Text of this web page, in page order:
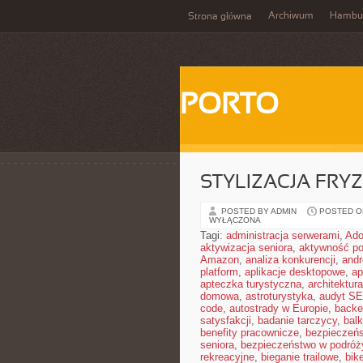
Strona główna Archiwum
PORTO
STYLIZACJA
POSTED BY ADMIN POSTED
WYŁĄCZONA
Tagi: administracja serwerami,
aktywizacja seniora, aktywność
Amazon, analiza konkurencji,
platform, aplikacje desktopowe,
apteczka turystyczna,
domowa, astroturystyka, audyt
code, autostrady w Europie,
satysfakcji, badanie tarczycy,
benefity pracownicze,
seniora, bezpieczeństwo w
rekreacyjne, bieganie trailowe,